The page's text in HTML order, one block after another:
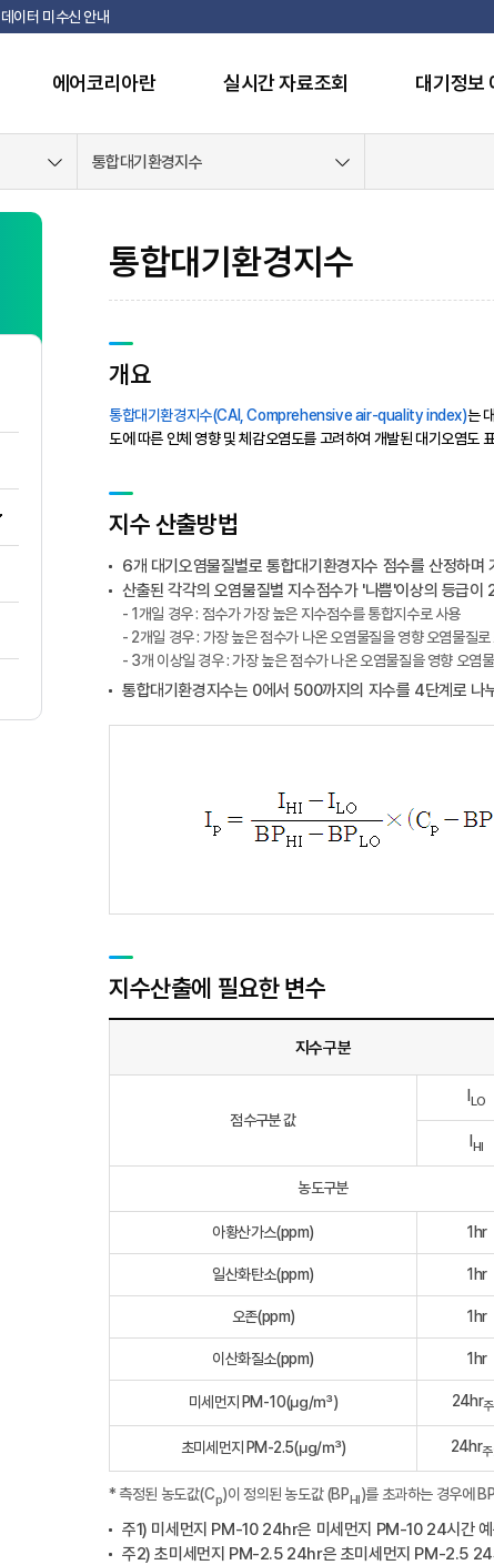
이터 미수신 안내
에어코리아란 실시간 자료조회 대기정보
통합대기환경지수
통합대기환경지수
개요
통합대기환경지수(CAI, Comprehensive air-quality index)는
도에 따른 인체 영향 및 체감오염도를 고려하여 개발된 대기오염도
지수 산출방법
6개 대기오염물질별로 통합대기환경지수 점수를 산정하며
산출된 각각의 오염물질별 지수점수가 '나쁨'이상의 등급이
- 1개일 경우 : 점수가 가장 높은 지수점수를 통합지수로 사용
- 2개일 경우 : 가장 높은 점수가 나온 오염물질을 영향 오염물질
- 3개 이상일 경우 : 가장 높은 점수가 나온 오염물질을 영향 오염
통합대기환경지수는 0에서 500까지의 지수를 4단계로 나
지수산출에 필요한 변수
지수구분
점수구분 값
LO
HI
농도구분
아황산가스(ppm) 1hr
일산화탄소(ppm) 1hr
오존(ppm) 1hr
이산화질소(ppm) 1hr
미세먼지 PM-10(㎍/㎥) 24hr
초미세먼지 PM-2.5(㎍/㎥) 24hr
* 측정된 농도값(Cp)이 정의된 농도값 (BPHI)를 초과하는 경우에
주1) 미세먼지 PM-10 24hr은 미세먼지 PM-10 24시간 예
주2) 초미세먼지 PM-2.5 24hr은 초미세먼지 PM-2.5 24